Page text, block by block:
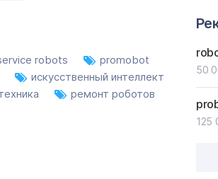
robots
promobot
искусственный интеллект
ремонт роботов
50
125